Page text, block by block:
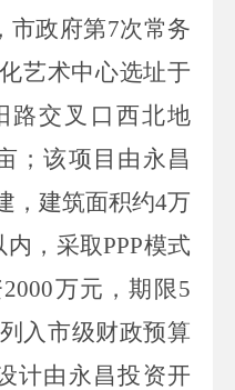
市政府第7次常务
艺术中心选址于
路交叉口西北地
；该项目由永昌
，建筑面积约4万
内，采取PPP模式
2000万元，期限5
入市级财政预算
计由永昌投资开